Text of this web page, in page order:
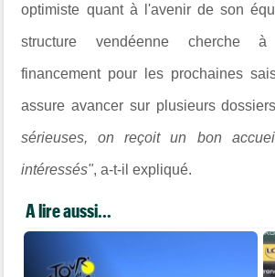
optimiste quant à l'avenir de son
structure vendéenne cherche
financement pour les prochaines
assure avancer sur plusieurs
sérieuses, on reçoit un bon
intéressés", a-t-il expliqué.
A lire aussi...